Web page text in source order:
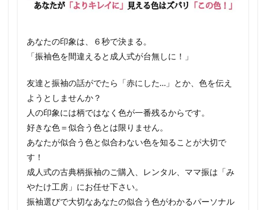
あなたの印象は、６秒で決まる。
「振袖色を間違えると成人式が台無しに！」
友達と振袖の話がでたら「赤にした…」とか、色を伝え
ようとしませんか？
人の印象には柄ではなく色が一番残るからです。
好きな色＝似合う色とは限りません。
あなたが似合う色と似合わない色を知ることが大切で
す！
成人式の古典柄振袖のご購入、レンタル、ママ振は「み
やたけ工房」にお任せ下さい。
振袖選びで大切なあなたの似合う色がわかるパーソナル